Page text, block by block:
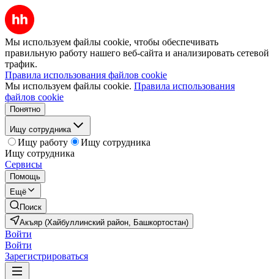
Мы используем файлы cookie, чтобы обеспечивать
правильную работу нашего веб-сайта и анализировать сетевой
трафик.
Правила использования файлов cookie
Мы используем файлы cookie. Правила использования
файлов cookie
Понятно
Ищу сотрудника
Ищу работу
Ищу сотрудника
Ищу сотрудника
Сервисы
Помощь
Ещё
Поиск
Акъяр (Хайбуллинский район, Башкортостан)
Войти
Войти
Зарегистрироваться